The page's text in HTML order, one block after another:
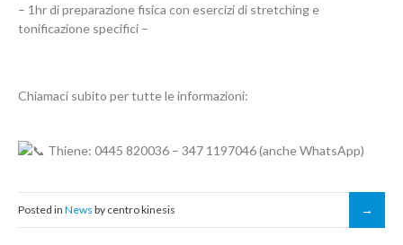
– 1hr di preparazione fisica con esercizi di stretching e
tonificazione specifici –
Chiamaci subito per tutte le informazioni:
Thiene: 0445 820036 – 347 1197046 (anche WhatsApp)
Posted in News by centro kinesis